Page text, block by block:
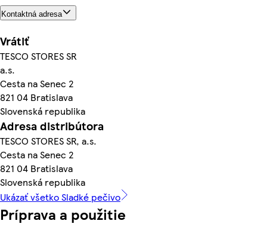
Kontaktná adresa
Vrátiť
TESCO STORES SR
a.s.
Cesta na Senec 2
821 04 Bratislava
Slovenská republika
Adresa distribútora
TESCO STORES SR, a.s.
Cesta na Senec 2
821 04 Bratislava
Slovenská republika
Ukázať všetko Sladké pečivo
Príprava a použitie